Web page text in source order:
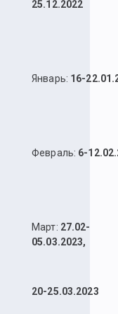
25.12.2022
Январь: 16-
Февраль: 6-
Март: 27.02-
05.03.2023,
20-25.03.2023